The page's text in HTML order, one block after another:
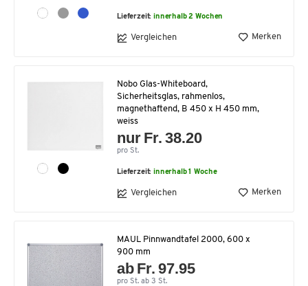
Lieferzeit:innerhalb 2 Wochen
Vergleichen Merken
Nobo Glas-Whiteboard,
Sicherheitsglas, rahmenlos,
magnethaftend, B 450 x H 450 mm,
weiss
nur Fr. 38.20
pro St.
Lieferzeit:innerhalb 1 Woche
Vergleichen Merken
MAUL Pinnwandtafel 2000, 600 x
900 mm
ab Fr. 97.95
pro St. ab 3 St.